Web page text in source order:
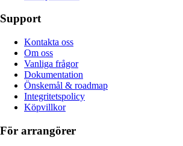
Support
Kontakta oss
Om oss
Vanliga frågor
Dokumentation
Önskemål & roadmap
Integritetspolicy
Köpvillkor
För arrangörer